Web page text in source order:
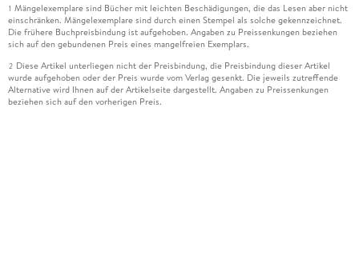
1 Mängelexemplare sind Bücher mit leichten Beschädigungen, die das Lesen aber nicht
einschränken. Mängelexemplare sind durch einen Stempel als solche gekennzeichnet.
Die frühere Buchpreisbindung ist aufgehoben. Angaben zu Preissenkungen beziehen
sich auf den gebundenen Preis eines mangelfreien Exemplars.
2 Diese Artikel unterliegen nicht der Preisbindung, die Preisbindung dieser Artikel
wurde aufgehoben oder der Preis wurde vom Verlag gesenkt. Die jeweils zutreffende
Alternative wird Ihnen auf der Artikelseite dargestellt. Angaben zu Preissenkungen
beziehen sich auf den vorherigen Preis.